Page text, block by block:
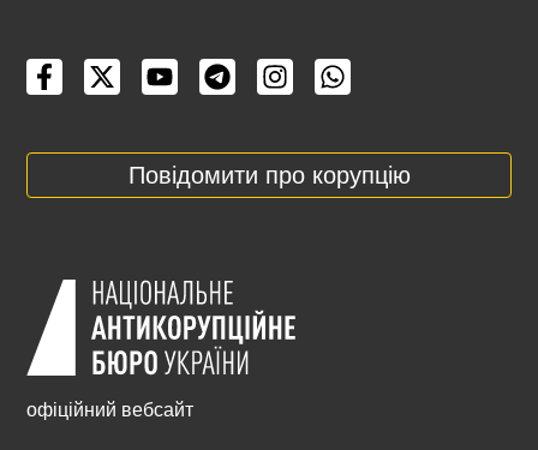
Повідомити про корупцію
офіційний вебсайт